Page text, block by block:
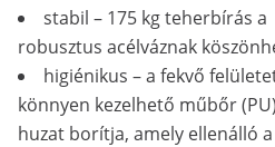
stabil – 175 kg teherbírás a
robusztus acélváznak
higiénikus – a fekvő
könnyen kezelhető műbőr (PU)
huzat borítja, amely ellenálló a